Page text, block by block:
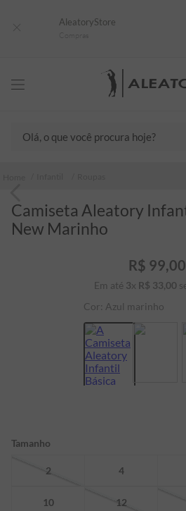
AleatoryStore
Camiseta Aleatory
New Marinho
R$ 99,00
Em até 3x R$ 33,00
Cor: Azul marinho
Tamanho
2 4
10 12
2º
4
5º
6